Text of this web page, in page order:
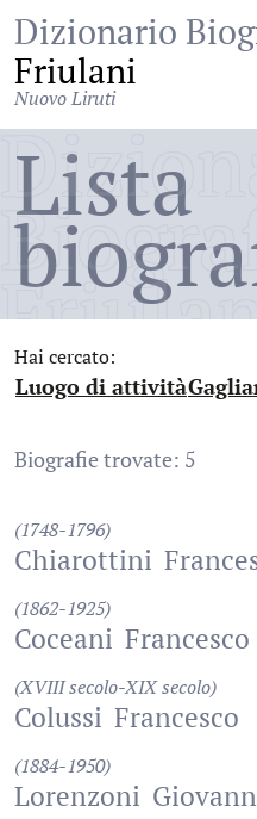
Dizionario
Friulani
Nuovo Liruti
Lista
Hai cercato:
Luogo di attività
:
Biografie trovate: 5
(1748-1796)
Chiarottini
(1862-1925)
Coceani Francesco
(XVIII secolo-XIX secolo)
Colussi Francesco
(1884-1950)
Lorenzoni